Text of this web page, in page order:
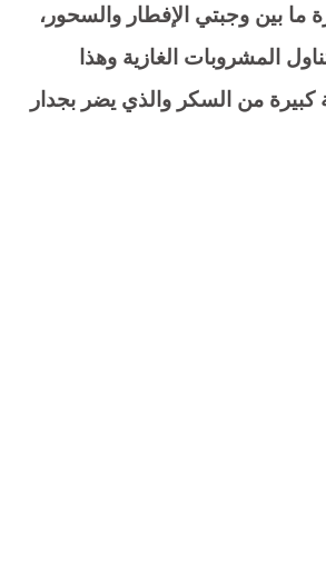
ما بين وجبتي الإفطار والسحور،
المشروبات الغازية وهذا
كبيرة من السكر والذي يضر بجدار